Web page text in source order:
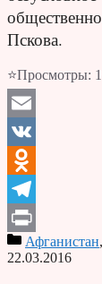
Пскова.
⭐Просмотры:
Email
VK
Odnoklassniki
Telegram
PrintАфганистан,
22.03.2016